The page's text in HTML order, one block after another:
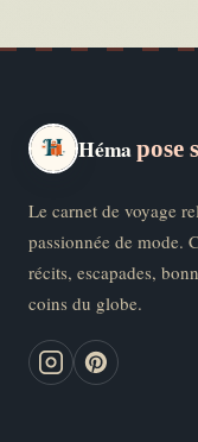
Hémapose
Le carnet de voyage
passionnée de mode.
récits, escapades,
coins du globe.